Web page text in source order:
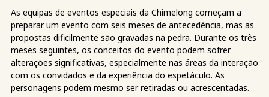
As equipas de eventos especiais da Chimelong começam a
preparar um evento com seis meses de antecedência, mas as
propostas dificilmente são gravadas na pedra. Durante os três
meses seguintes, os conceitos do evento podem sofrer
alterações significativas, especialmente nas áreas da interação
com os convidados e da experiência do espetáculo. As
personagens podem mesmo ser retiradas ou acrescentadas.